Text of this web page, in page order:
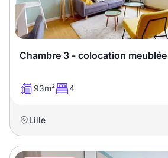
Chambre 3 - colocation meublée
93m² 4
Lille